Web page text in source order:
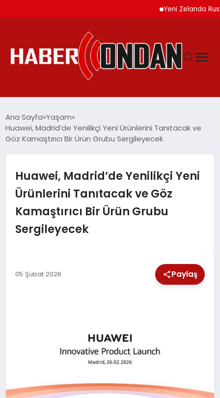
Yeni Zelanda
SIYASET
DÜNYA
EKONOMI
SPOR
Ana Sayfa Yaşam
Huawei, Madrid’de Yenilikçi Yeni Ürünlerini Tanıtacak ve
Göz Kamaştırıcı Bir Ürün Grubu Sergileyecek
Huawei, Madrid’de Yenilikçi Yeni
Ürünlerini Tanıtacak ve Göz
Kamaştırıcı Bir Ürün Grubu
Sergileyecek
05 Şubat 2026 Paylaş